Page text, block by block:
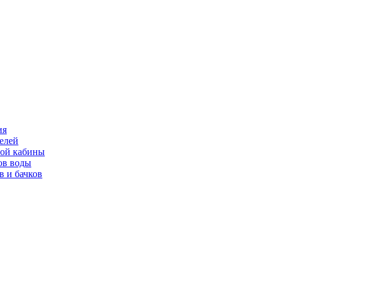
кабины
воды
и бачков